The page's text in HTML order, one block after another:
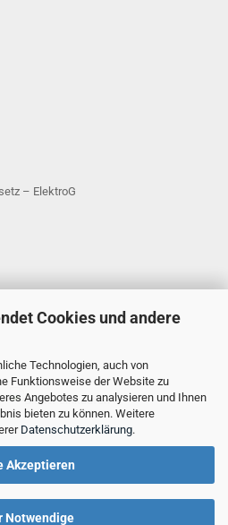
Cookies und andere
Technologien, auch von
Funktionsweise der Website zu
Angebotes zu analysieren und Ihnen
bieten zu können. Weitere
Datenschutzerklärung.
Akzeptieren
Notwendige
– ElektroG